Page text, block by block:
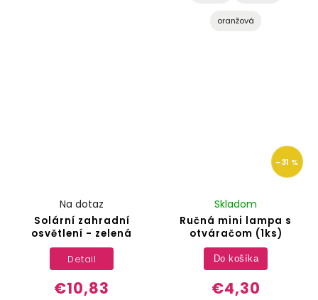
oranžová
Solární zahradní
osvětlení - zelená
Na dotaz
€10,83
Detail
–31 %
Ručná mini lampa s
otváračom (1ks)
Skladom
€4,30
Do košíka